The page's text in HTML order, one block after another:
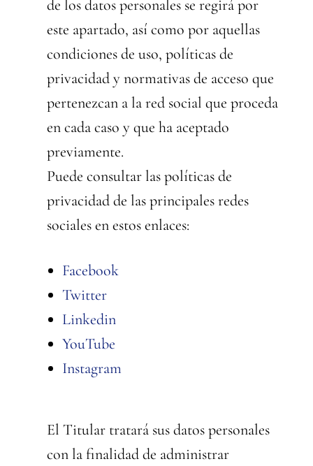
de los datos personales se regirá por
este apartado, así como por aquellas
condiciones de uso, políticas de
privacidad y normativas de acceso que
pertenezcan a la red social que proceda
en cada caso y que ha aceptado
previamente.
Puede consultar las políticas de
privacidad de las principales redes
sociales en estos enlaces:
Facebook
Twitter
Linkedin
YouTube
Instagram
El Titular tratará sus datos personales
con la finalidad de administrar